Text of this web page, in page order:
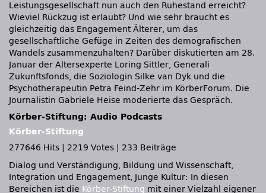
Leistungsgesellschaft nun auch den Ruhestand erreicht?
Wieviel Rückzug ist erlaubt? Und wie sehr braucht es
gleichzeitig das Engagement Älterer, um das
gesellschaftliche Gefüge in Zeiten des demografischen
Wandels zusammenzuhalten? Darüber diskutierten am 28.
Januar der Altersexperte Loring Sittler, Generali
Zukunftsfonds, die Soziologin Silke van Dyk und die
Psychotherapeutin Petra Feind-Zehr im KörberForum. Die
Journalistin Gabriele Heise moderierte das Gespräch.
Körber-Stiftung: Audio Podcasts
Körber-Stiftung
277646 Hits
2219 Votes
233 Beiträge
Dialog und Verständigung, Bildung und Wissenschaft,
Integration und Engagement, Junge Kultur: In diesen
Bereichen ist die Körber-Stiftung mit einer Vielzahl eigener